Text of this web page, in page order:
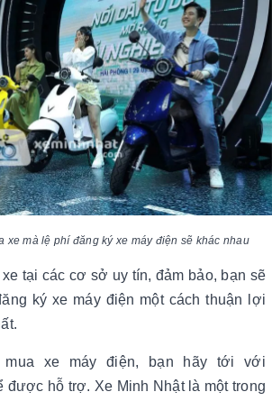
xe mà lệ phí đăng ký xe máy điện sẽ khác nhau
tại các cơ sở uy tín, đảm bảo, bạn sẽ
ký xe máy điện một cách thuận lợi
mua xe máy điện, bạn hãy tới với
được hỗ trợ. Xe Minh Nhật là một trong